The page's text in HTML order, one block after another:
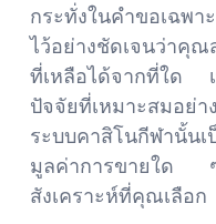
กระทั่งในคำขอเฉพ
ไว้อย่างชัดเจนว่าคุณ
ที่เหลือได้จากที่ใด
ปัจจัยที่เหมาะสมอย่
ระบบคาสิโนกีฬานั้นเ
มูลค่าการขายใด
สังเคราะห์ที่คุณเลือก